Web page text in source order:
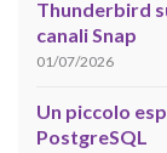
Thunderbird
canali Snap
01/07/2026
Un piccolo
PostgreSQL